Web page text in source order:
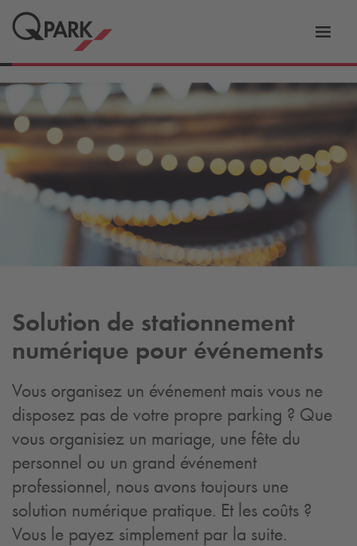
vers
la
Solution de stationnement
numérique pour événements
Vous organisez un événement mais vous ne
disposez pas de votre propre parking ? Que
vous organisiez un mariage, une fête du
personnel ou un grand événement
professionnel, nous avons toujours une
solution numérique pratique. Et les coûts ?
Vous le payez simplement par la suite.